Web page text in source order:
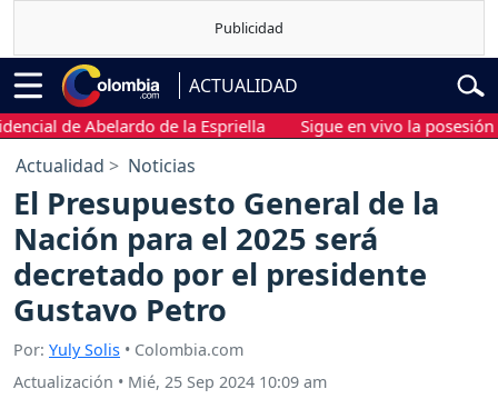
ACTUALIDAD
de Abelardo de la Espriella Sigue en vivo la posesión
Actualidad Noticias
El Presupuesto General de la
Nación para el 2025 será
decretado por el presidente
Gustavo Petro
Por: Yuly Solis • Colombia.com
Actualización • Mié, 25 Sep 2024 10:09 am